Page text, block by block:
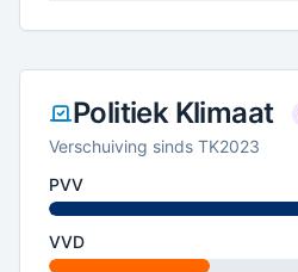
Politiek Klimaat
Verschuiving sinds TK2023
PVV
VVD